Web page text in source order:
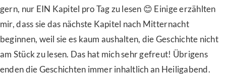
gern, nur EIN Kapitel pro Tag zu lesen 😊 Einige erzählten
mir, dass sie das nächste Kapitel nach Mitternacht
beginnen, weil sie es kaum aushalten, die Geschichte nicht
am Stück zu lesen. Das hat mich sehr gefreut! Übrigens
enden die Geschichten immer inhaltlich an Heiligabend.